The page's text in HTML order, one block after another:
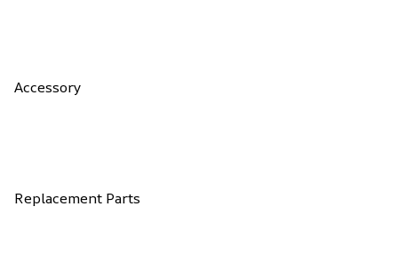
Accessory
Replacement Parts